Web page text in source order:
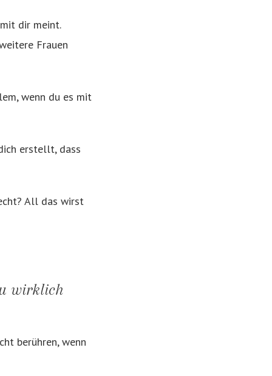
dir meint.
Frauen
wenn du es mit
erstellt, dass
All das wirst
wirklich
berühren, wenn